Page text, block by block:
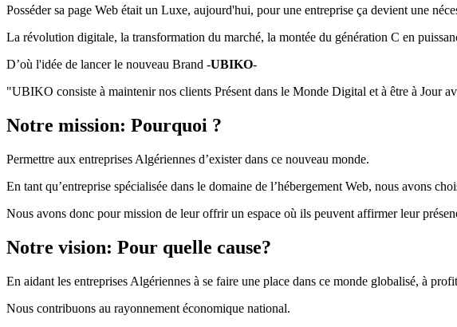
Posséder sa page Web était un Luxe, aujourd'hui, pour une entreprise ça devient une
La révolution digitale, la transformation du marché, la montée du génération C en
D’où l'idée de lancer le nouveau Brand -UBIKO-
"UBIKO consiste à maintenir nos clients Présent dans le Monde Digital et à être à Jour
Notre mission: Pourquoi ?
Permettre aux entreprises Algériennes d’exister dans ce nouveau monde.
En tant qu’entreprise spécialisée dans le domaine de l’hébergement Web, nous avons
Nous avons donc pour mission de leur offrir un espace où ils peuvent affirmer leur
Notre vision: Pour quelle cause?
En aidant les entreprises Algériennes à se faire une place dans ce monde globalisé, à
Nous contribuons au rayonnement économique national.